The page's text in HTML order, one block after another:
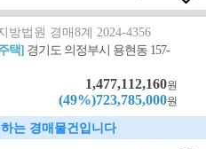
방법원 경매8계 2024-4356
택] 경기도 의정부시 용현동 157-
1,477,112,160원
(49%)723,785,000원
는 경매물건입니다